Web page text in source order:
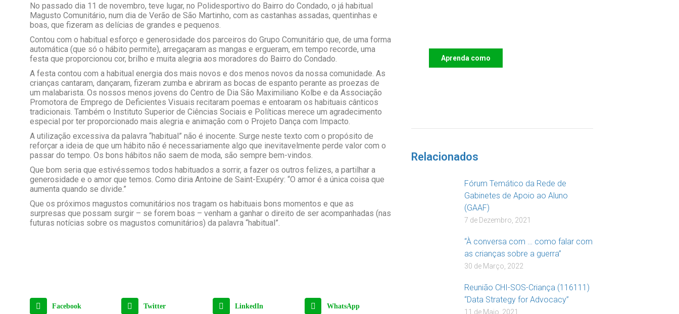
No passado dia 11 de novembro, teve lugar, no Polidesportivo do Bairro do Condado, o já habitual
Magusto Comunitário, num dia de Verão de São Martinho, com as castanhas assadas, quentinhas e
boas, que fizeram as delícias de grandes e pequenos.
Contou com o habitual esforço e generosidade dos parceiros do Grupo Comunitário que, de uma forma
automática (que só o hábito permite), arregaçaram as mangas e ergueram, em tempo recorde, uma
festa que proporcionou cor, brilho e muita alegria aos moradores do Bairro do Condado.
A festa contou com a habitual energia dos mais novos e dos menos novos da nossa comunidade. As
crianças cantaram, dançaram, fizeram zumba e abriram as bocas de espanto perante as proezas de
um malabarista. Os nossos menos jovens do Centro de Dia São Maximiliano Kolbe e da Associação
Promotora de Emprego de Deficientes Visuais recitaram poemas e entoaram os habituais cânticos
tradicionais. Também o Instituto Superior de Ciências Sociais e Políticas merece um agradecimento
especial por ter proporcionado mais alegria e animação com o Projeto Dança com Impacto.
A utilização excessiva da palavra “habitual” não é inocente. Surge neste texto com o propósito de
reforçar a ideia de que um hábito não é necessariamente algo que inevitavelmente perde valor com o
passar do tempo. Os bons hábitos não saem de moda, são sempre bem-vindos.
Que bom seria que estivéssemos todos habituados a sorrir, a fazer os outros felizes, a partilhar a
generosidade e o amor que temos. Como diria Antoine de Saint-Exupéry: “O amor é a única coisa que
aumenta quando se divide.”
Que os próximos magustos comunitários nos tragam os habituais bons momentos e que as
surpresas que possam surgir – se forem boas – venham a ganhar o direito de ser acompanhadas (nas
futuras notícias sobre os magustos comunitários) da palavra “habitual”.
Facebook Twitter LinkedIn WhatsApp
Aprenda como
Relacionados
Fórum Temático da Rede de
Gabinetes de Apoio ao Aluno
(GAAF)
7 de Dezembro, 2021
“À conversa com … como falar com
as crianças sobre a guerra”
30 de Março, 2022
Reunião CHI-SOS-Criança (116111)
“Data Strategy for Advocacy”
11 de Maio, 2021